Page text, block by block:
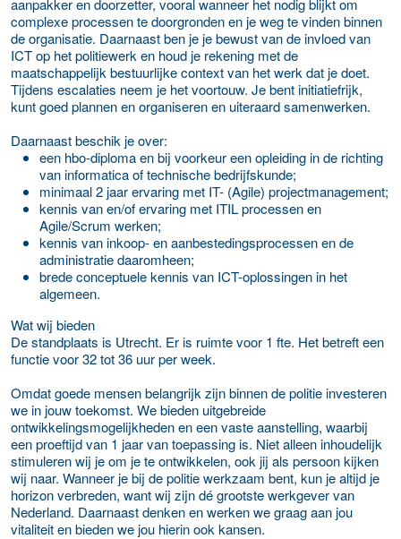
complexe processen te doorgronden en je weg te vinden binnen
de organisatie. Daarnaast ben je je bewust van de invloed van
ICT op het politiewerk en houd je rekening met de
maatschappelijk bestuurlijke context van het werk dat je doet.
Tijdens escalaties neem je het voortouw. Je bent initiatiefrijk,
kunt goed plannen en organiseren en uiteraard samenwerken.
Daarnaast beschik je over:
een hbo-diploma en bij voorkeur een opleiding in de richting
van informatica of technische bedrijfskunde;
minimaal 2 jaar ervaring met IT- (Agile) projectmanagement;
kennis van en/of ervaring met ITIL processen en
Agile/Scrum werken;
kennis van inkoop- en aanbestedingsprocessen en de
administratie daaromheen;
brede conceptuele kennis van ICT-oplossingen in het
algemeen.
Wat wij bieden
De standplaats is Utrecht. Er is ruimte voor 1 fte. Het betreft een
functie voor 32 tot 36 uur per week.
Omdat goede mensen belangrijk zijn binnen de politie investeren
we in jouw toekomst. We bieden uitgebreide
ontwikkelingsmogelijkheden en een vaste aanstelling, waarbij
een proeftijd van 1 jaar van toepassing is. Niet alleen inhoudelijk
stimuleren wij je om je te ontwikkelen, ook jij als persoon kijken
wij naar. Wanneer je bij de politie werkzaam bent, kun je altijd je
horizon verbreden, want wij zijn dé grootste werkgever van
Nederland. Daarnaast denken en werken we graag aan jou
vitaliteit en bieden we jou hierin ook kansen.